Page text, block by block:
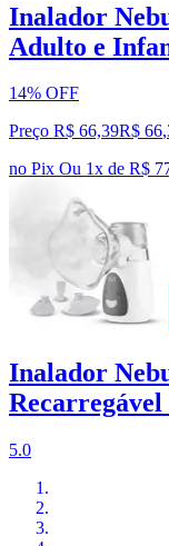
Inalador
Adulto e
14% OFF
Preço R$ 66,39R$ 66,
no Pix Ou 1x de R$
Inalador
5.0